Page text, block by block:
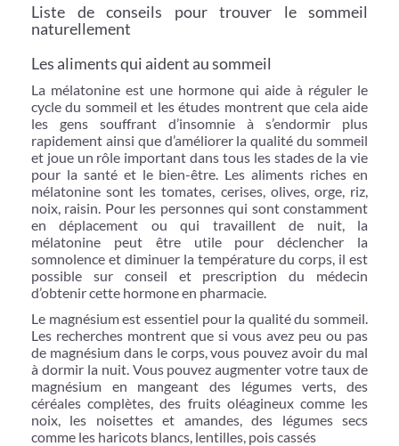
Liste de conseils pour trouver le sommeil
naturellement
Les aliments qui aident au sommeil
La mélatonine est une hormone qui aide à réguler le
cycle du sommeil et les études montrent que cela aide
les gens souffrant d’insomnie à s’endormir plus
rapidement ainsi que d’améliorer la qualité du sommeil
et joue un rôle important dans tous les stades de la vie
pour la santé et le bien-être. Les aliments riches en
mélatonine sont les tomates, cerises, olives, orge, riz,
noix, raisin. Pour les personnes qui sont constamment
en déplacement ou qui travaillent de nuit, la
mélatonine peut être utile pour déclencher la
somnolence et diminuer la température du corps, il est
possible sur conseil et prescription du médecin
d’obtenir cette hormone en pharmacie.
Le magnésium est essentiel pour la qualité du sommeil.
Les recherches montrent que si vous avez peu ou pas
de magnésium dans le corps, vous pouvez avoir du mal
à dormir la nuit. Vous pouvez augmenter votre taux de
magnésium en mangeant des légumes verts, des
céréales complètes, des fruits oléagineux comme les
noix, les noisettes et amandes, des légumes secs
comme les haricots blancs, lentilles, pois cassés